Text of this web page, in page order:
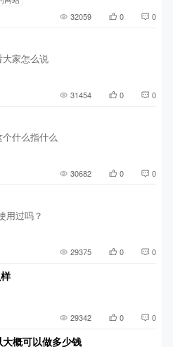
32059 0 0
家怎么说
31454 0 0
什么指什么
30682 0 0
用过吗？
29375 0 0
29342 0 0
概可以做多少钱